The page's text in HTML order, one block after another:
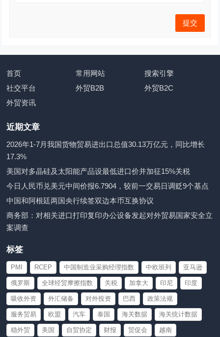
首页 常用网站
搜索引擎
社交平台
外贸B2B
外贸B2C
外贸资讯
近期文章
2026年1-7月我国货物贸易进出口总值30.13万亿元，同比增长
17.3%
美国对多晶硅及太阳能产品设最低进口价并加征15%关税
今日人民币兑美元中间价报6.7904，较前一交易日调贬9个基点
中国和阿根廷两国央行续签双边本币互换协议
商务部：对相关进口打印复印办公设备发起对外贸易国家安全立
案调查
标签
PMI RCEP 中国制造业采购经理指数 中欧班列 亚马逊
俄罗斯 全球经贸摩擦指数 关税 加拿大 印尼 印度
吸收外资 外汇储备 对外投资 巴西 政策法规
服务贸易 欧盟 汽车 泰国 海关数据 海关统计数据
稳外贸 美国 自贸协定 财报 贸促会 越南